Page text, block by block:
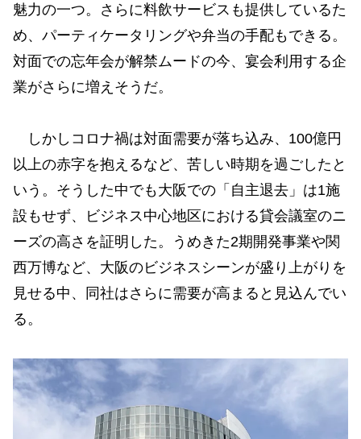
魅力の一つ。さらに料飲サービスも提供しているた
め、パーティケータリングや弁当の手配もできる。
対面での忘年会が解禁ムードの今、宴会利用する企
業がさらに増えそうだ。
しかしコロナ禍は対面需要が落ち込み、100億円
以上の赤字を抱えるなど、苦しい時期を過ごしたと
いう。そうした中でも大阪での「自主退去」は1施
設もせず、ビジネス中心地区における貸会議室のニ
ーズの高さを証明した。うめきた2期開発事業や関
西万博など、大阪のビジネスシーンが盛り上がりを
見せる中、同社はさらに需要が高まると見込んでい
る。